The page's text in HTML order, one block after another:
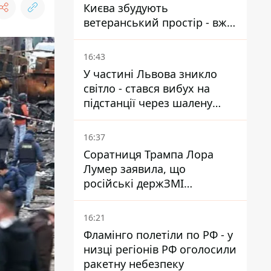
Києва збудують
ветеранський простір - вже
знайшли проєктанта
16:43
У частині Львова зникло
світло - стався вибух на
підстанції через шалену
спеку
16:37
Соратниця Трампа Лора
Лумер заявила, що
російські держЗМІ
розгорнули проти неї
пропагандистську кампанію
16:21
Фламінго полетіли по РФ - у
низці регіонів РФ оголосили
ракетну небезпеку